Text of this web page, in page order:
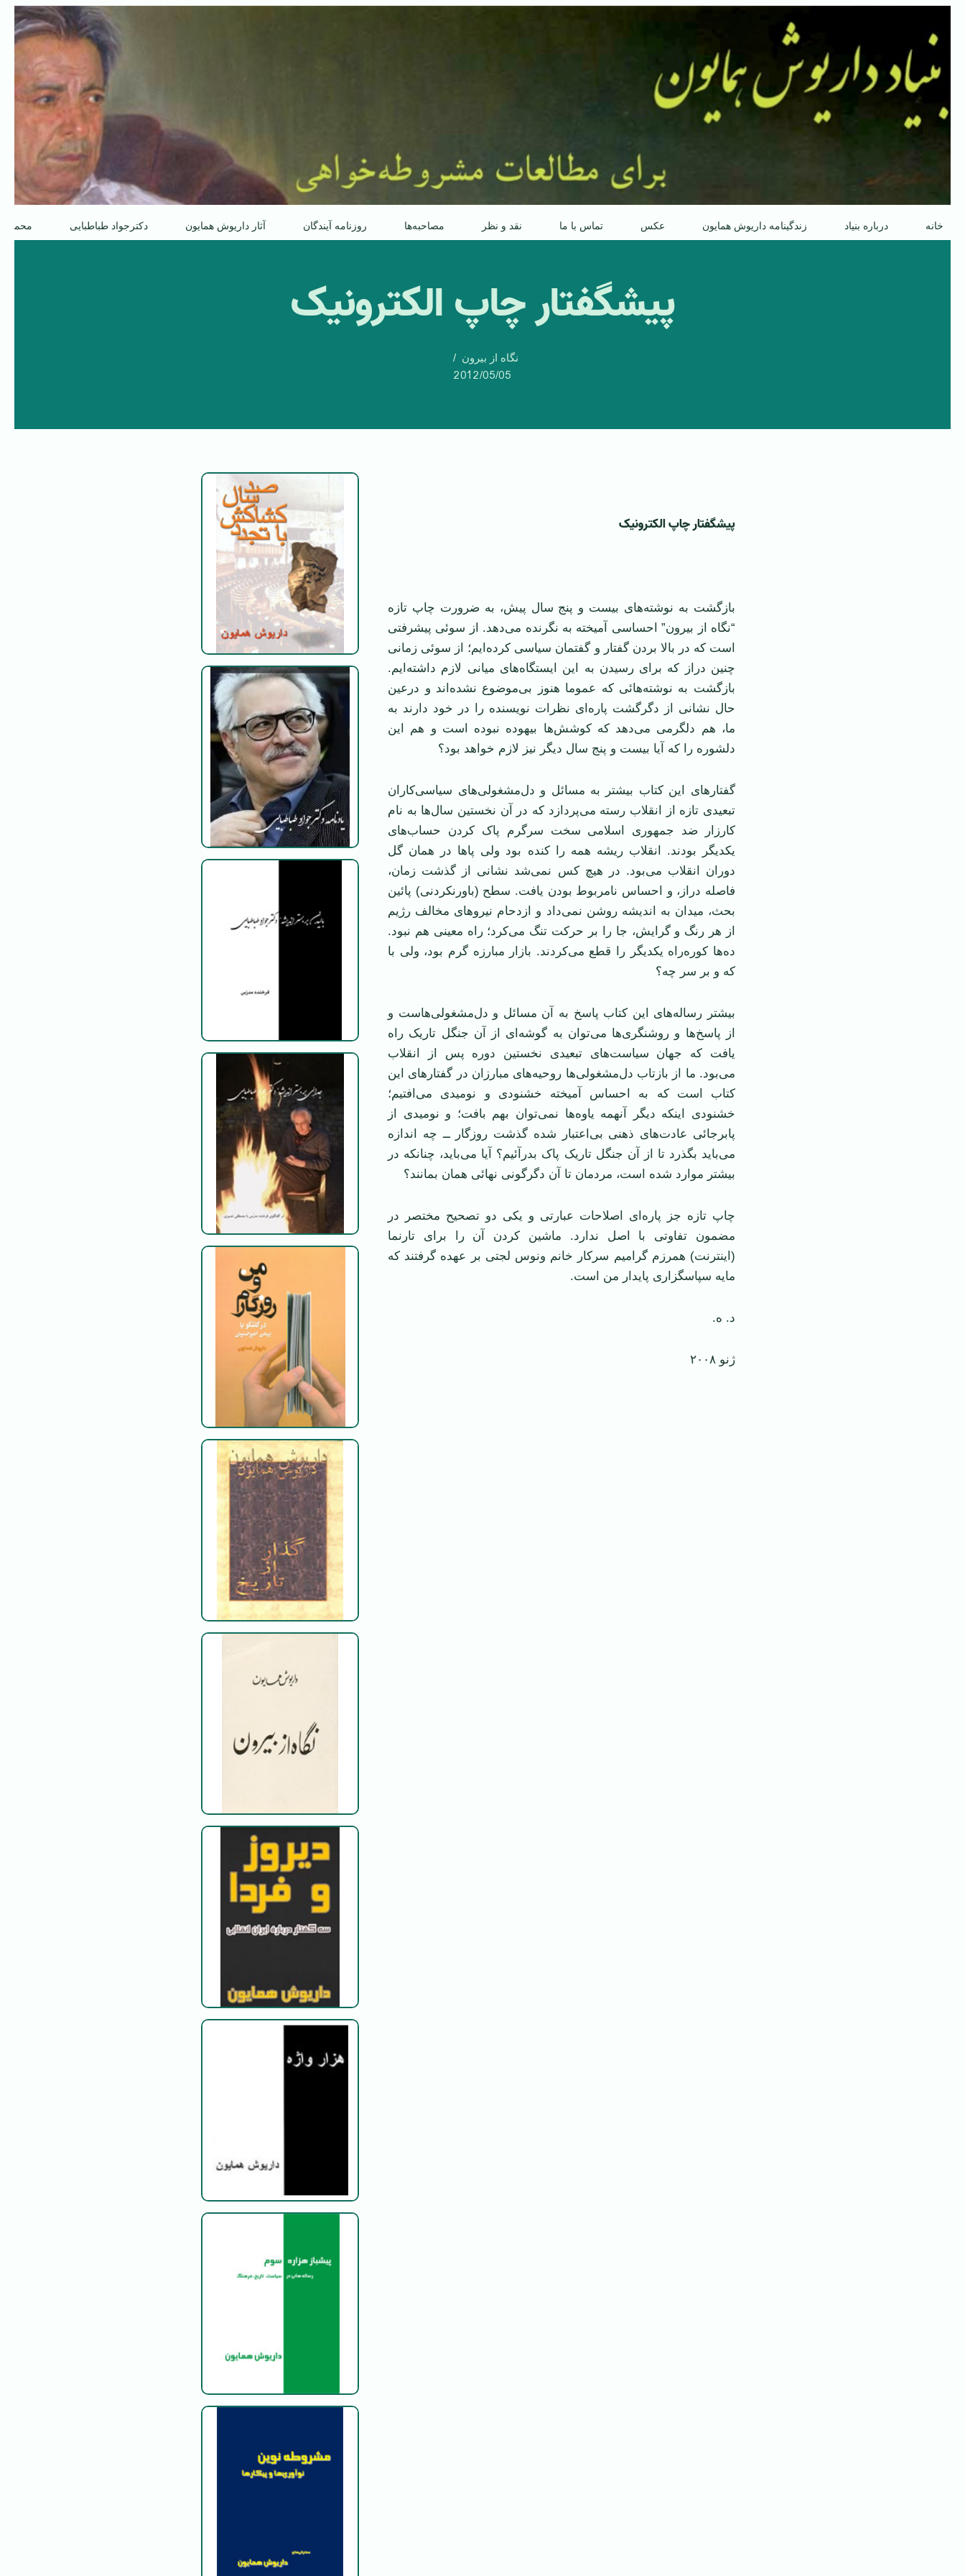
پرش
محتوا
خانه درباره بنیاد زندگینامه داریوش همایون عکس تماس با ما نقد و نظر مصاحبه‌ها روزنامه آیندگان آثار داریوش همایون دکترجواد طباطبایی
پیشگفتار چاپ الکترونیک
نگاه از بیرون
2012/05/05
پیشگفتار چاپ الکترونیک
بازگشت به نوشته‌های بیست و پنج سال پیش، به ضرورت چاپ تازه
“نگاه از بیرون” احساسی آمیخته به نگرنده می‌دهد. از سوئی پیشرفتی
است که در بالا بردن گفتار و گفتمان سیاسی کرده‌ایم؛ از سوئی زمانی
چنین دراز که برای رسیدن به این ایستگاه‌های میانی لازم داشته‌ایم.
بازگشت به نوشته‌هائی که عموما هنوز بی‌موضوع نشده‌اند و درعین
حال نشانی از دگرگشت پاره‌ای نظرات نویسنده را در خود دارند به
ما، هم دلگرمی می‌دهد که کوشش‌ها بیهوده نبوده است و هم این
دلشوره را که آیا بیست و پنج سال دیگر نیز لازم خواهد بود؟
گفتار‌های این کتاب بیشتر به مسائل و دل‌مشغولی‌های سیاسی‌کاران
تبعیدی تازه از انقلاب رسته می‌پردازد که در آن نخستین سال‌ها به نام
کارزار ضد جمهوری اسلامی سخت سرگرم پاک کردن حساب‌های
یکدیگر بودند. انقلاب ریشه همه را کنده بود ولی پاها در همان گل
دوران انقلاب می‌بود. در هیچ کس نمی‌شد نشانی از گذشت زمان،
فاصله دراز، و احساس نامربوط بودن یافت. سطح (باورنکردنی) پائین
بحث، میدان به اندیشه روشن نمی‌داد و ازدحام نیرو‌های مخالف رژیم
از هر رنگ و گرایش، جا را بر حرکت تنگ می‌کرد؛ راه معینی هم نبود.
ده‌ها کوره‌راه یکدیگر را قطع می‌کردند. بازار مبارزه گرم بود، ولی با
که و بر سر چه؟
بیشتر رساله‌های این کتاب پاسخ به آن مسائل و دل‌مشغولی‌هاست و
از پاسخ‌ها و روشنگری‌ها می‌توان به گوشه‌ای از آن جنگل تاریک راه
یافت که جهان سیاست‌های تبعیدی نخستین دوره پس از انقلاب
می‌بود. ما از بازتاب دل‌مشغولی‌ها روحیه‌های مبارزان در گفتار‌های این
کتاب است که به احساس آمیخته خشنودی و نومیدی می‌افتیم؛
خشنودی اینکه دیگر آنهمه یاوه‌ها نمی‌توان بهم بافت؛ و نومیدی از
پابرجائی عادت‌های ذهنی بی‌اعتبار شده گذشت روزگار ــ چه اندازه
می‌باید بگذرد تا از آن جنگل تاریک پاک بدر‌آئیم؟ آیا می‌باید، چنانکه در
بیشتر موارد شده است، مردمان تا آن دگرگونی نهائی همان بمانند؟
چاپ تازه جز پاره‌ای اصلاحات عبارتی و یکی دو تصحیح مختصر در
مضمون تفاوتی با اصل ندارد. ماشین کردن آن را برای تارنما
(اینترنت) همرزم گرامیم سرکار خانم ونوس لجتی بر عهده گرفتند که
مایه سپاسگزاری پایدار من است.
د. ه.
ژنو ٢٠٠۸